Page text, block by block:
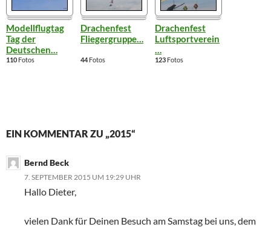
Modellflugtag
Tag der
Deutschen…
110 Fotos
Drachenfest
Fliegergruppe…
44Fotos
Drachenfest
Luftsportverein
…
123 Fotos
EIN KOMMENTAR ZU „2015“
Bernd Beck
7. SEPTEMBER 2015 UM 19:29 UHR
Hallo Dieter,
vielen Dank für Deinen Besuch am Samstag bei uns, dem